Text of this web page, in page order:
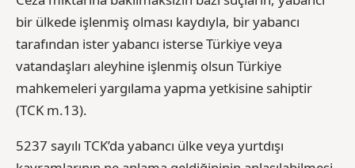
bir ülkede işlenmiş olması kaydıyla, bir yabancı
tarafından ister yabancı isterse Türkiye veya
vatandaşları aleyhine işlenmiş olsun Türkiye
mahkemeleri yargılama yapma yetkisine sahiptir
(TCK m.13).
5237 sayılı TCK’da yabancı ülke veya yurtdışı